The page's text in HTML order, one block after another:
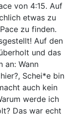
von 4:15. Auf
etwas zu
zu finden.
Auf den
und das
an: Wann
Schei*e bin
auch kein
werde ich
Das war echt